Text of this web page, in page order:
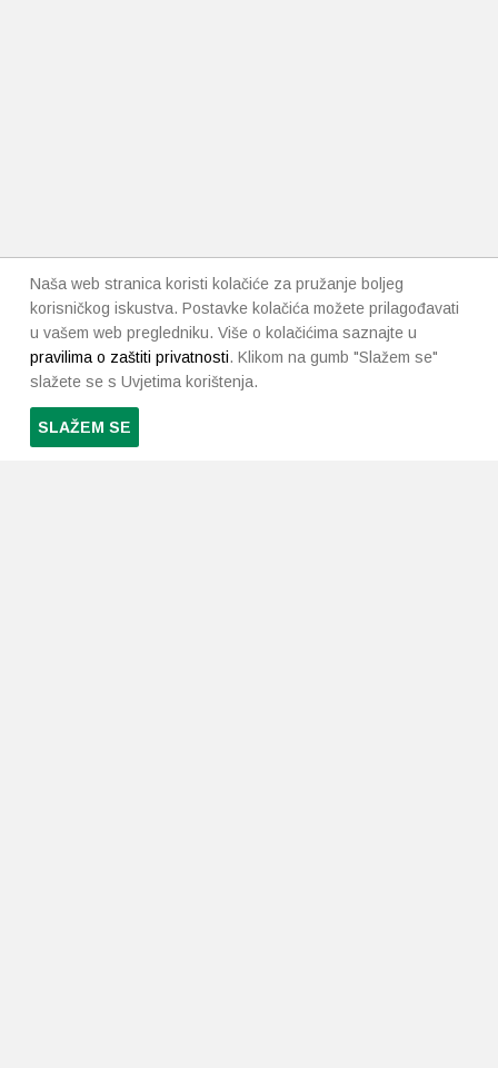
Naša web stranica koristi kolačiće za pružanje boljeg
korisničkog iskustva. Postavke kolačića možete prilagođavati
u vašem web pregledniku. Više o kolačićima saznajte u
pravilima o zaštiti privatnosti. Klikom na gumb "Slažem se"
slažete se s Uvjetima korištenja.
SLAŽEM SE